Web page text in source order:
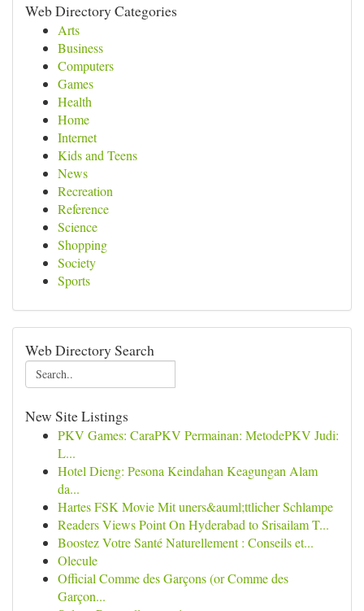
Web Directory Categories
Arts
Business
Computers
Games
Health
Home
Internet
Kids and Teens
News
Recreation
Reference
Science
Shopping
Society
Sports
Web Directory Search
New Site Listings
PKV Games: CaraPKV Permainan: MetodePKV Judi:
L...
Hotel Dieng: Pesona Keindahan Keagungan Alam
da...
Hartes FSK Movie Mit uners&auml;ttlicher Schlampe
Readers Views Point On Hyderabad to Srisailam T...
Boostez Votre Santé Naturellement : Conseils et...
Olecule
Official Comme des Garçons (or Comme des
Garçon...